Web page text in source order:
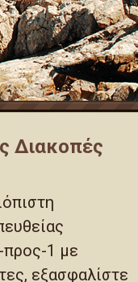
Διακοπές
προς-1 με
εξασφαλίστε